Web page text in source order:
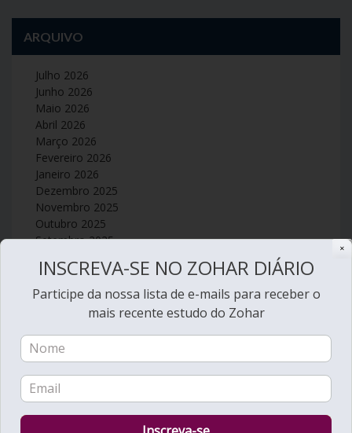
ARQUIVO
Julho 2026
Junho 2026
Maio 2026
Abril 2026
Março 2026
Fevereiro 2026
Janeiro 2026
Dezembro 2025
Novembro 2025
Outubro 2025
Setembro 2025
Julho 2025
Junho 2025
Maio 2025
Março 2025
Fevereiro 2025
Janeiro 2025
Dezembro 2024
Novembro 2024
✕
INSCREVA-SE NO ZOHAR DIÁRIO
Participe da nossa lista de e-mails para receber o
mais recente estudo do Zohar